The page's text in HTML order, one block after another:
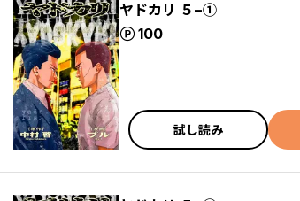
ヤドカリ ５−①
100
ポイント
試し読み